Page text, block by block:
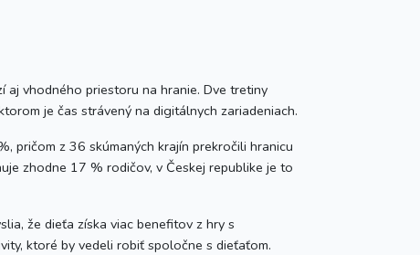
aj vhodného priestoru na hranie. Dve tretiny
je čas strávený na digitálnych zariadeniach.
pričom z 36 skúmaných krajín prekročili hranicu
zhodne 17 % rodičov, v Českej republike je to
že dieťa získa viac benefitov z hry s
ktoré by vedeli robiť spoločne s dieťaťom.